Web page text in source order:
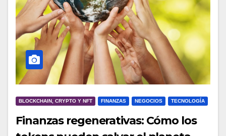
BLOCKCHAIN, CRYPTO Y NFT FINANZAS NEGOCIOS TECNOLOGÍA
Finanzas regenerativas: Cómo los